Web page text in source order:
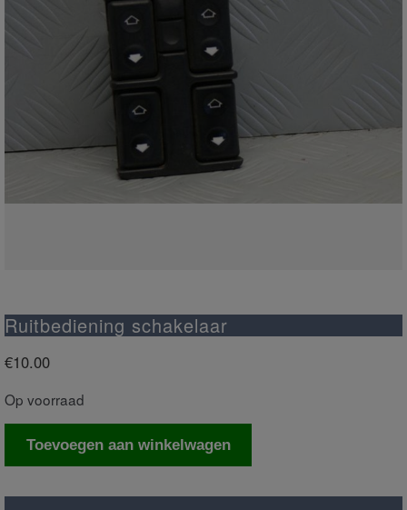
Ruitbediening schakelaar
€10.00
Op voorraad
Ruitbediening
Toevoegen aan winkelwagen